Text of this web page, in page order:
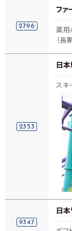
2796
ファ
薬用
（長
2353
日
スキ
9347
日